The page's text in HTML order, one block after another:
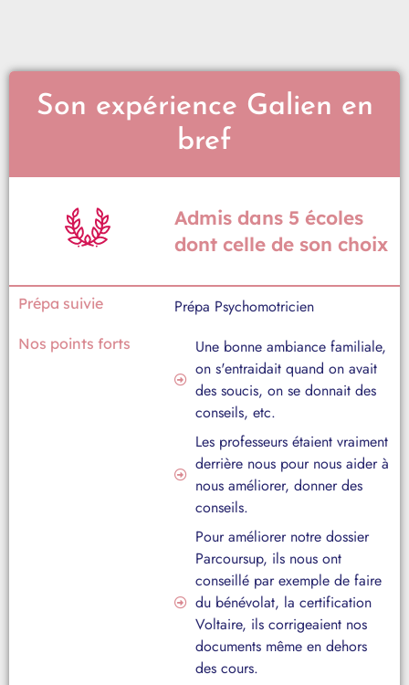
Son expérience Galien en
bref
Admis dans 5 écoles
dont celle de son choix
Prépa suivie Prépa Psychomotricien
Nos points forts
Une bonne ambiance familiale,
on s'entraidait quand on avait
des soucis, on se donnait des
conseils, etc.
Les professeurs étaient vraiment
derrière nous pour nous aider à
nous améliorer, donner des
conseils.
Pour améliorer notre dossier
Parcoursup, ils nous ont
conseillé par exemple de faire
du bénévolat, la certification
Voltaire, ils corrigeaient nos
documents même en dehors
des cours.